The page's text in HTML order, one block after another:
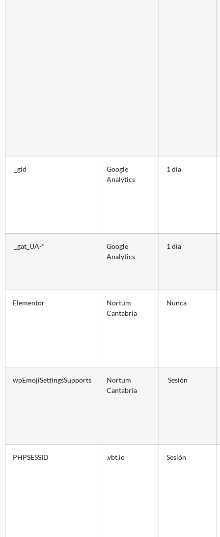
_gid
Google
Analytics
1 día
_gat_UA-*
Google
Analytics
1 día
Elementor
Nortum
Cantabria
Nunca
wpEmojiSettingsSupports
Nortum
Cantabria
Sesión
PHPSESSID .vbt.io Sesión